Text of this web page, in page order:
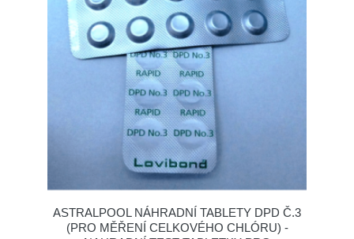
ASTRALPOOL NÁHRADNÍ TABLETY DPD Č.3
(PRO MĚŘENÍ CELKOVÉHO CHLÓRU) -